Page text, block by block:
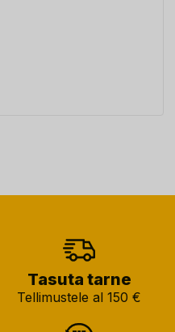
Tasuta tarne
Tellimustele al 150 €